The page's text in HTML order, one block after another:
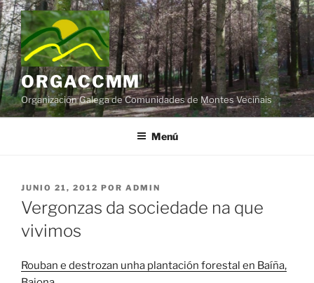
Saltar
al
contenido
ORGACCMM
Organización Galega de Comunidades de Montes Veciñais
Menú
PUBLICADO
EL
JUNIO 21, 2012 POR ADMIN
Vergonzas da sociedade na que
vivimos
Rouban e destrozan unha plantación forestal en Baíña,